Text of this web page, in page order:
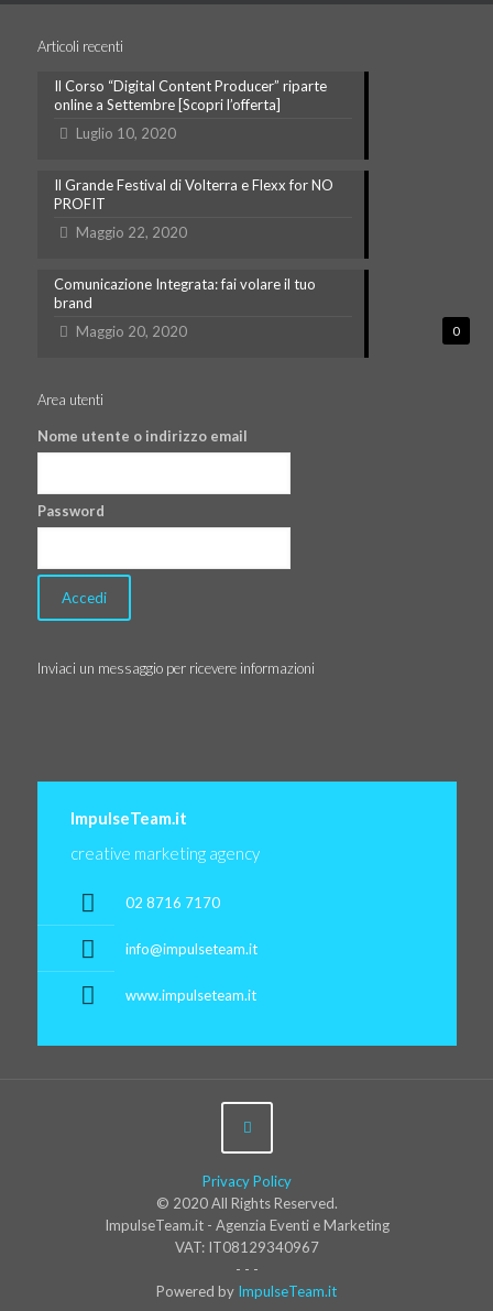
Articoli recenti
Il Corso “Digital Content Producer” riparte
online a Settembre [Scopri l’offerta]
Luglio 10, 2020
Il Grande Festival di Volterra e Flexx for NO
PROFIT
Maggio 22, 2020
0
Comunicazione Integrata: fai volare il tuo
brand
Maggio 20, 2020
Area utenti
Nome utente o indirizzo email
Password
Inviaci un messaggio per ricevere informazioni
ImpulseTeam.it
creative marketing agency
02 8716 7170
info@impulseteam.it
www.impulseteam.it
Privacy Policy
© 2020 All Rights Reserved.
ImpulseTeam.it - Agenzia Eventi e Marketing
VAT: IT08129340967
- - -
Powered by ImpulseTeam.it